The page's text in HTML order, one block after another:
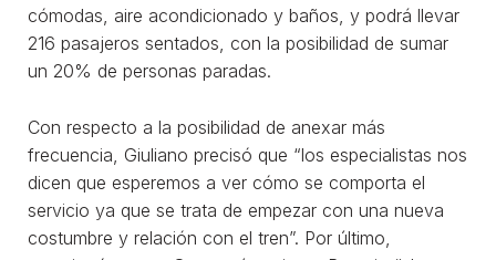
cómodas, aire acondicionado y baños, y podrá llevar
216 pasajeros sentados, con la posibilidad de sumar
un 20% de personas paradas.
Con respecto a la posibilidad de anexar más
frecuencia, Giuliano precisó que “los especialistas nos
dicen que esperemos a ver cómo se comporta el
servicio ya que se trata de empezar con una nueva
costumbre y relación con el tren”. Por último,